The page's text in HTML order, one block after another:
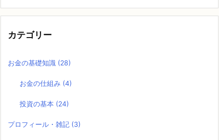
カテゴリー
お金の基礎知識 (28)
お金の仕組み (4)
投資の基本 (24)
プロフィール・雑記 (3)